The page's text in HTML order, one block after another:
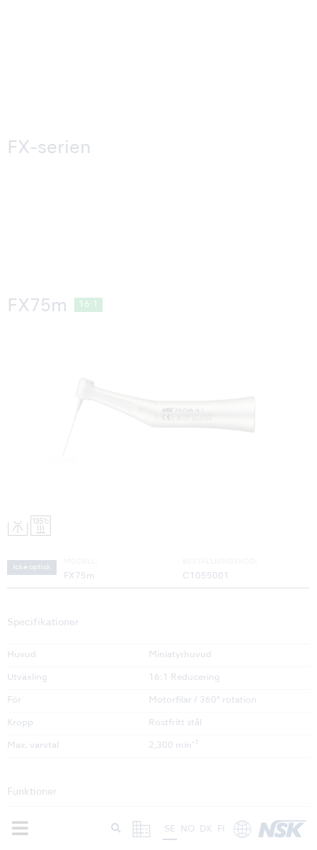
SE NO DK FI
FX-serien
FX75m 16:1
Icke optisk
FX75m C1055001
Specifikationer
Huvud Miniatyrhuvud
Utväxling 16:1 Reducering
För Motorfilar / 360° rotation
Kropp Rostfritt stål
Max. varvtal 2,300 min -1
Funktioner
Push Button Chuck